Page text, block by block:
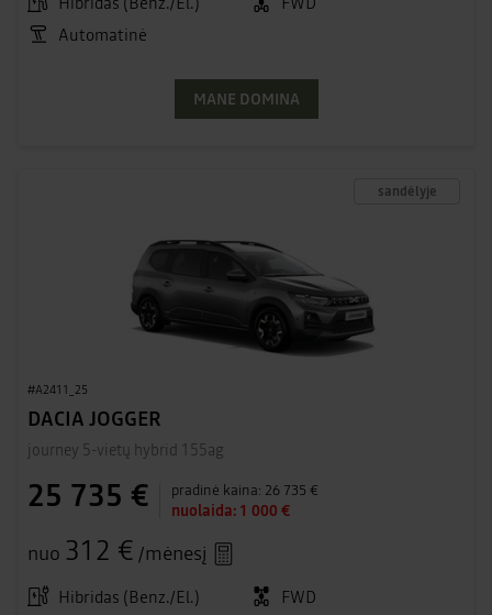
Automatinė
MANE DOMINA
sandėlyje
#A2411_25
DACIA JOGGER
journey 5-vietų hybrid 155ag
25 735 € pradinė kaina: 26 735 €
nuolaida: 1 000 €
nuo 312 € /mėnesį
Hibridas (Benz./El.)
FWD